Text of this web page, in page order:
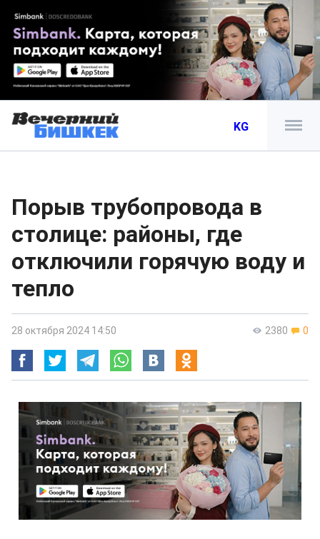
KG
Порыв трубопровода в
столице: районы, где
отключили горячую воду и
тепло
2380 0
28 октября 2024 14:50